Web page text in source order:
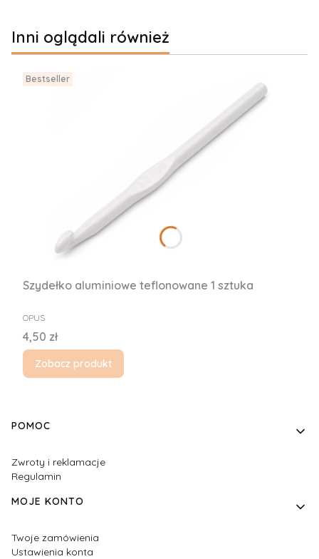
Inni oglądali również
Bestseller
Szydełko aluminiowe teflonowane 1 sztuka
PRODUCENT
OPUS
Cena
4,50 zł
Zobacz produkt
Linki w stopce
POMOC
Zwroty i reklamacje
Regulamin
MOJE KONTO
Twoje zamówienia
Ustawienia konta